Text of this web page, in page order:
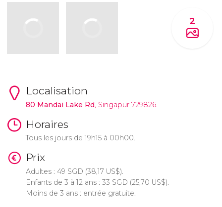
2
Localisation
80 Mandai Lake Rd , Singapur 729826.
Horaires
Tous les jours de 19h15 à 00h00.
Prix
Adultes : 49 SGD (38,17 US$).
Enfants de 3 à 12 ans : 33 SGD (25,70 US$).
Moins de 3 ans : entrée gratuite.